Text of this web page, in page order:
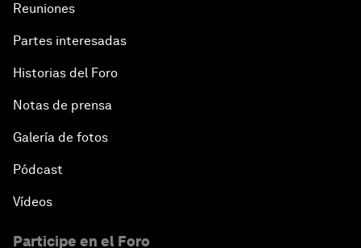
Reuniones
Partes interesadas
Historias del Foro
Notas de prensa
Galería de fotos
Pódcast
Vídeos
Participe en el Foro